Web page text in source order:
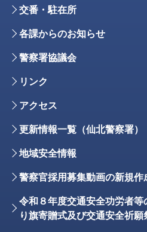
交番・駐在所
各課からのお知らせ
警察署協議会
リンク
アクセス
更新情報一覧（仙北警察署）
地域安全情報
警察官採用募集動画の新規作
令和８年度交通安全功労者
り旗寄贈式及び交通安全祈